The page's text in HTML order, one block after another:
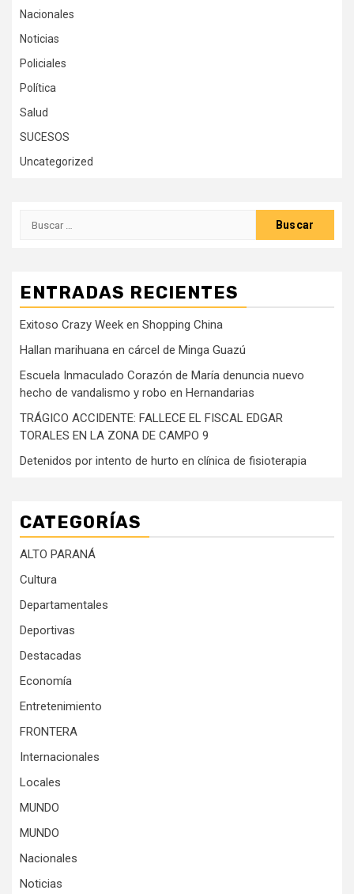
Nacionales
Noticias
Policiales
Política
Salud
SUCESOS
Uncategorized
Buscar:
ENTRADAS RECIENTES
Exitoso Crazy Week en Shopping China
Hallan marihuana en cárcel de Minga Guazú
Escuela Inmaculado Corazón de María denuncia nuevo
hecho de vandalismo y robo en Hernandarias
TRÁGICO ACCIDENTE: FALLECE EL FISCAL EDGAR
TORALES EN LA ZONA DE CAMPO 9
Detenidos por intento de hurto en clínica de fisioterapia
CATEGORÍAS
ALTO PARANÁ
Cultura
Departamentales
Deportivas
Destacadas
Economía
Entretenimiento
FRONTERA
Internacionales
Locales
MUNDO
MUNDO
Nacionales
Noticias